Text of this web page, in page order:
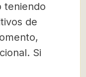
teniendo
de
Si